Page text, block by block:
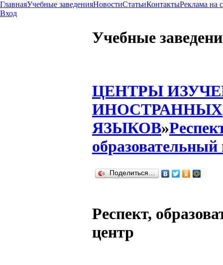
ГлавнаяУчебные заведенияНовостиСтатьиКонтактыРеклама на
Вход
Учебные
ЦЕНТРЫ
ИНОСТРАННЫХ
ЯЗЫКОВ»
образовательный
Поделиться…
Респект,
центр